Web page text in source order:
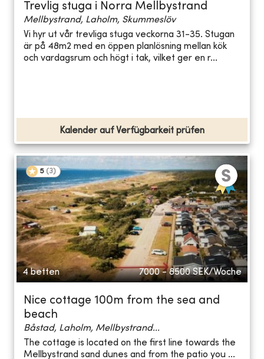
Trevlig stuga i Norra Mellbystrand
Mellbystrand, Laholm, Skummeslöv
Vi hyr ut vår trevliga stuga veckorna 31-35. Stugan
är på 48m2 med en öppen planlösning mellan kök
och vardagsrum och högt i tak, vilket ger en r...
Kalender auf Verfügbarkeit prüfen
5 (3)
4 betten 7000 - 8500 SEK/Woche
Nice cottage 100m from the sea and
beach
Båstad, Laholm, Mellbystrand...
The cottage is located on the first line towards the
Mellbystrand sand dunes and from the patio you ...